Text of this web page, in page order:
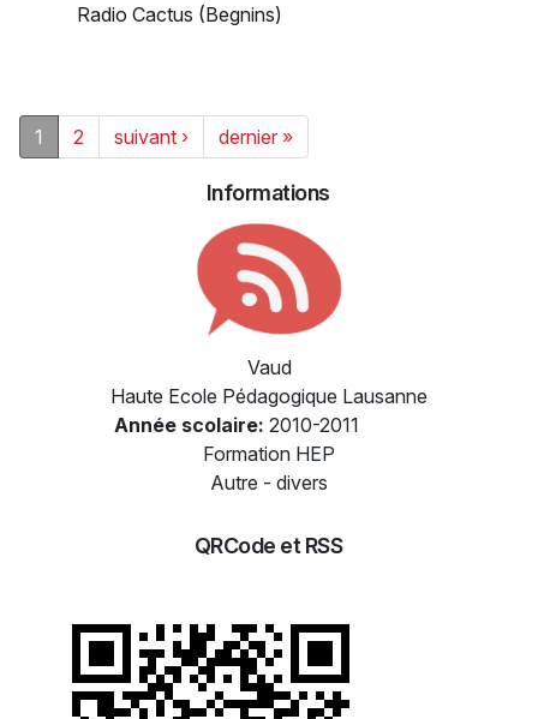
Radio Cactus (Begnins)
1 2 suivant › dernier »
Informations
Vaud
Haute Ecole Pédagogique Lausanne
Année scolaire: 2010-2011
Formation HEP
Autre - divers
QRCode et RSS